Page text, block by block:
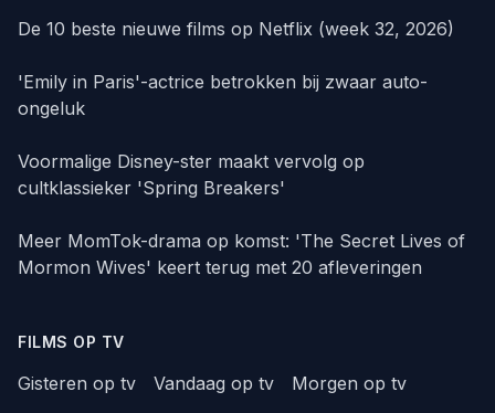
De 10 beste nieuwe films op Netflix (week 32, 2026)
'Emily in Paris'-actrice betrokken bij zwaar auto-
ongeluk
Voormalige Disney-ster maakt vervolg op
cultklassieker 'Spring Breakers'
Meer MomTok-drama op komst: 'The Secret Lives of
Mormon Wives' keert terug met 20 afleveringen
FILMS OP TV
Gisteren op tv Vandaag op tv
Morgen op tv